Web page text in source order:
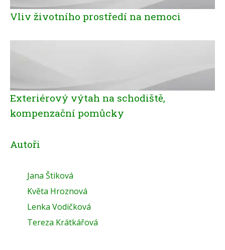
Vliv životního prostředí na nemoci
Exteriérový výtah na schodiště,
kompenzační pomůcky
Autoři
Jana Štiková
Květa Hroznová
Lenka Vodičková
Tereza Krátkářová